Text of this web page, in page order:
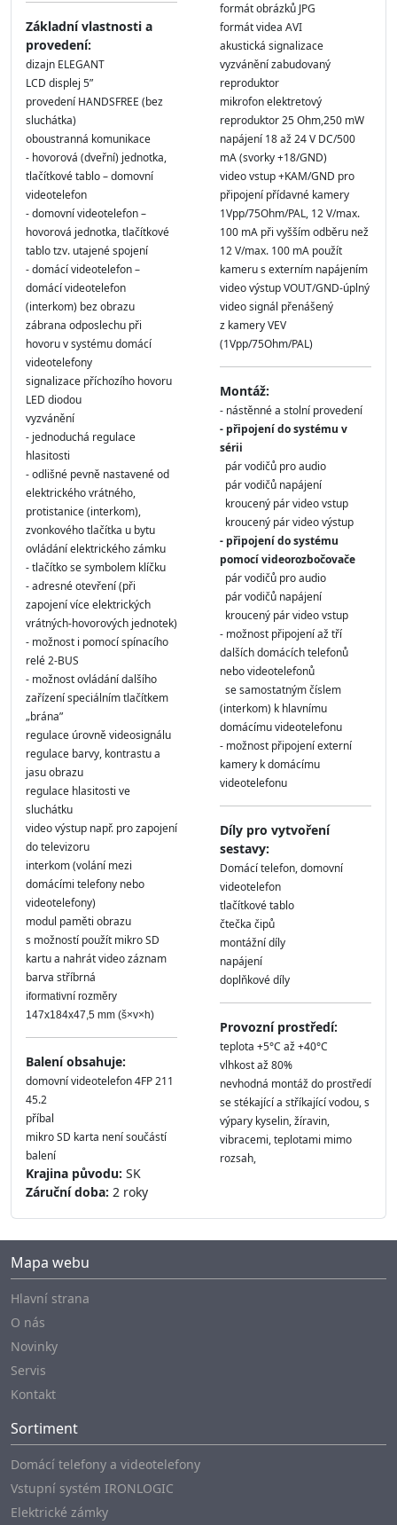
Základní vlastnosti a
provedení:
dizajn ELEGANT
LCD displej 5ʺ
provedení HANDSFREE (bez
sluchátka)
oboustranná komunikace
- hovorová (dveřní) jednotka,
tlačítkové tablo – domovní
videotelefon
- domovní videotelefon –
hovorová jednotka, tlačítkové
tablo tzv. utajené spojení
- domácí videotelefon –
domácí videotelefon
(interkom) bez obrazu
zábrana odposlechu při
hovoru v systému domácí
videotelefony
signalizace příchozího hovoru
LED diodou
vyzvánění
- jednoduchá regulace
hlasitosti
- odlišné pevně nastavené od
elektrického vrátného,
protistanice (interkom),
zvonkového tlačítka u bytu
ovládání elektrického zámku
- tlačítko se symbolem klíčku
- adresné otevření (při
zapojení více elektrických
vrátných-hovorových jednotek)
- možnost i pomocí spínacího
relé 2-BUS
- možnost ovládání dalšího
zařízení speciálním tlačítkem
„bránaʺ
regulace úrovně videosignálu
regulace barvy, kontrastu a
jasu obrazu
regulace hlasitosti ve
sluchátku
video výstup např. pro zapojení
do televizoru
interkom (volání mezi
domácími telefony nebo
videotelefony)
modul paměti obrazu
s možností použít mikro SD
kartu a nahrát video záznam
barva stříbrná
iformativní rozměry
147x184x47,5 mm (š×v×h)
Balení obsahuje:
domovní videotelefon 4FP 211
45.2
příbal
mikro SD karta není součástí
balení
Krajina původu: SK
Záruční doba: 2 roky
formát obrázků JPG
formát videa AVI
akustická signalizace
vyzvánění zabudovaný
reproduktor
mikrofon elektretový
reproduktor 25 Ohm,250 mW
napájení 18 až 24 V DC/500
mA (svorky +18/GND)
video vstup +KAM/GND pro
připojení přídavné kamery
1Vpp/75Ohm/PAL, 12 V/max.
100 mA při vyšším odběru než
12 V/max. 100 mA použít
kameru s externím napájením
video výstup VOUT/GND-úplný
video signál přenášený
z kamery VEV
(1Vpp/75Ohm/PAL)
Montáž:
- nástěnné a stolní provedení
- připojení do systému v
sérii
pár vodičů pro audio
pár vodičů napájení
kroucený pár video vstup
kroucený pár video výstup
- připojení do systému
pomocí videorozbočovače
pár vodičů pro audio
pár vodičů napájení
kroucený pár video vstup
- možnost připojení až tří
dalších domácích telefonů
nebo videotelefonů
se samostatným číslem
(interkom) k hlavnímu
domácímu videotelefonu
- možnost připojení externí
kamery k domácímu
videotelefonu
Díly pro vytvoření
sestavy:
Domácí telefon, domovní
videotelefon
tlačítkové tablo
čtečka čipů
montážní díly
napájení
doplňkové díly
Provozní prostředí:
teplota +5°C až +40°C
vlhkost až 80%
nevhodná montáž do prostředí
se stékající a stříkající vodou, s
výpary kyselin, žíravin,
vibracemi, teplotami mimo
rozsah,
Mapa webu
Hlavní strana
O nás
Novinky
Servis
Kontakt
Sortiment
Domácí telefony a videotelefony
Vstupní systém IRONLOGIC
Elektrické zámky